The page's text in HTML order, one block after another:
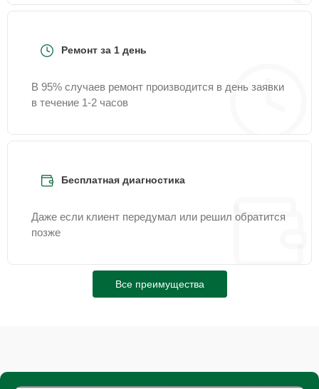
Ремонт за 1 день
В 95% случаев ремонт производится в день заявки
в течение 1-2 часов
Бесплатная диагностика
Даже если клиент передумал или решил обратится
позже
Все преимущества